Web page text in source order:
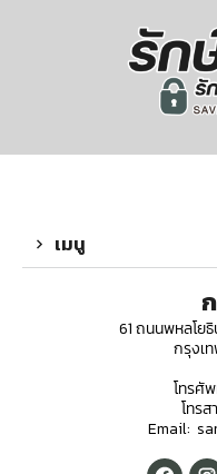
เมนู
61 ถนนพหลโย
กรุงเ
โทรศั
โทร
Email: